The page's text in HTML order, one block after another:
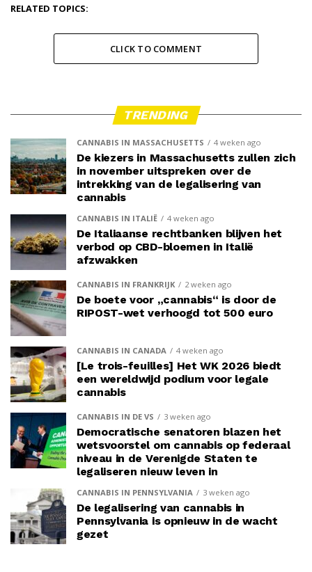
RELATED TOPICS:
CLICK TO COMMENT
TRENDING
CANNABIS IN MASSACHUSETTS 4 weken ago
De kiezers in Massachusetts zullen zich
in november uitspreken over de
intrekking van de legalisering van
cannabis
CANNABIS IN ITALIË 4 weken ago
De Italiaanse rechtbanken blijven het
verbod op CBD-bloemen in Italië
afzwakken
CANNABIS IN FRANKRIJK 2 weken ago
De boete voor „cannabis“ is door de
RIPOST-wet verhoogd tot 500 euro
CANNABIS IN CANADA 4 weken ago
[Le trois-feuilles] Het WK 2026 biedt
een wereldwijd podium voor legale
cannabis
CANNABIS IN DE VS 3 weken ago
Democratische senatoren blazen het
wetsvoorstel om cannabis op federaal
niveau in de Verenigde Staten te
legaliseren nieuw leven in
CANNABIS IN PENNSYLVANIA 3 weken ago
De legalisering van cannabis in
Pennsylvania is opnieuw in de wacht
gezet